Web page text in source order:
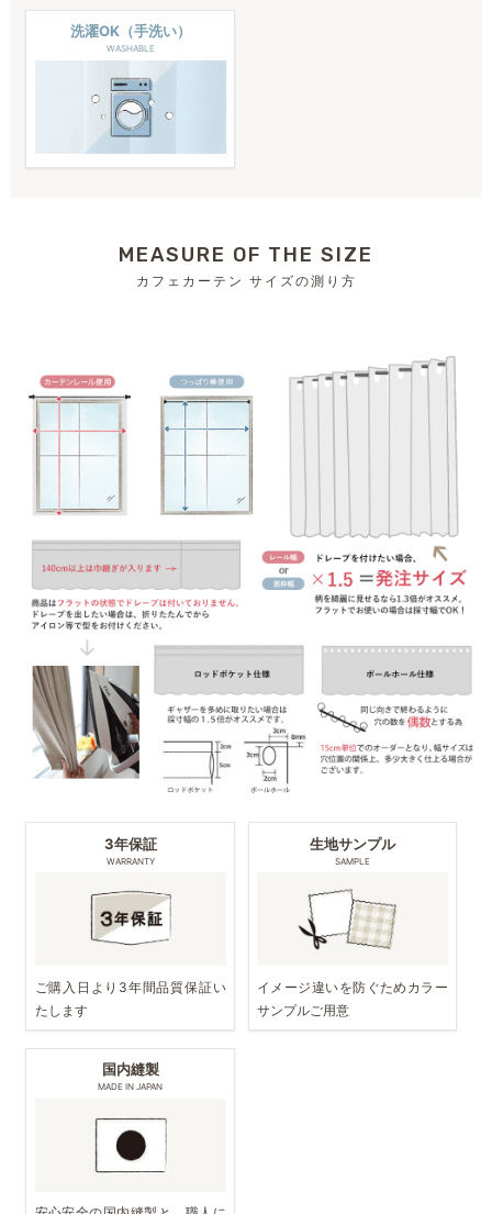
洗濯OK（手洗い）
WASHABLE
MEASURE OF THE SIZE
カフェカーテン サイズの測り方
3年保証
WARRANTY
ご購入日より3年間品質保証い
たします
生地サンプル
SAMPLE
イメージ違いを防ぐためカラー
サンプルご用意
国内縫製
MADE IN JAPAN